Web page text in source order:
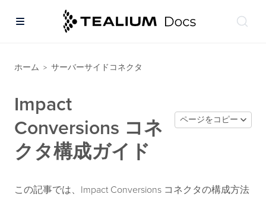
ホーム > サーバーサイドコネクタ
Impact
Conversions コネ
クタ構成ガイド
ページをコピー
この記事では、Impact Conversions コネクタの構成方法